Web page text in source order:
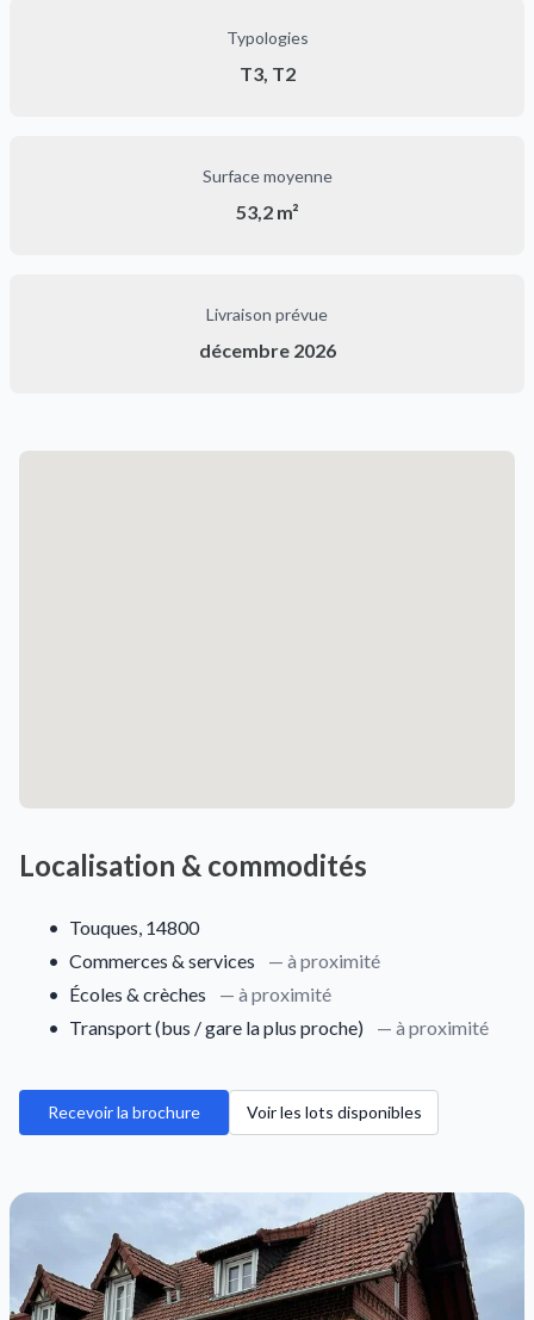
Typologies
T3, T2
Surface moyenne
53,2 m²
Livraison prévue
décembre 2026
Localisation & commodités
• Touques, 14800
• Commerces & services
— à proximité
• Écoles & crèches
— à proximité
• Transport (bus / gare la plus proche) — à proximité
Recevoir la brochure Voir les lots disponibles